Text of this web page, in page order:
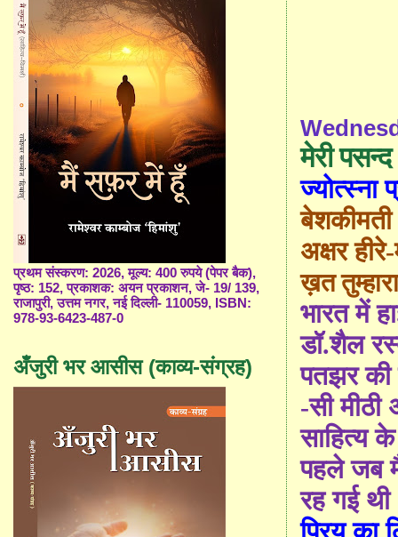
मेरी पसन्द
ज्योत्स्ना
बेशकीमती
अक्षर
ख़त
भारत में
डॉ.शैल
पतझर की
-सी
साहित्य
पहले जब
रह गईथी
प्रथम संस्करण: 2026, मूल्य: 400 रुपये (पेपर बैक),
पृष्ठ: 152, प्रकाशक: अयन प्रकाशन, जे- 19/ 139,
राजापुरी, उत्तम नगर, नई दिल्ली- 110059, ISBN:
978-93-6423-487-0
अँजुरी भर आसीस (काव्य-संग्रह)